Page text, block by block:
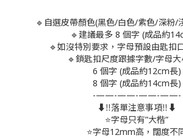
🔹自選皮帶顏色(黑色/白色/紫色/深粉/
🔹建議最多 8 個字 (成品約
🔹如沒特別要求，字母預設由匙扣
🔹鎖匙扣尺度跟據字數/字母
6 個字 (成品約12cm長)
8 個字 (成品約14cm長)
-——-——-——-——-
⬇️‼️落單注意事項‼️⬇️
⭐️字母只有”大楷”
⭐️字母12mm高，闊度不